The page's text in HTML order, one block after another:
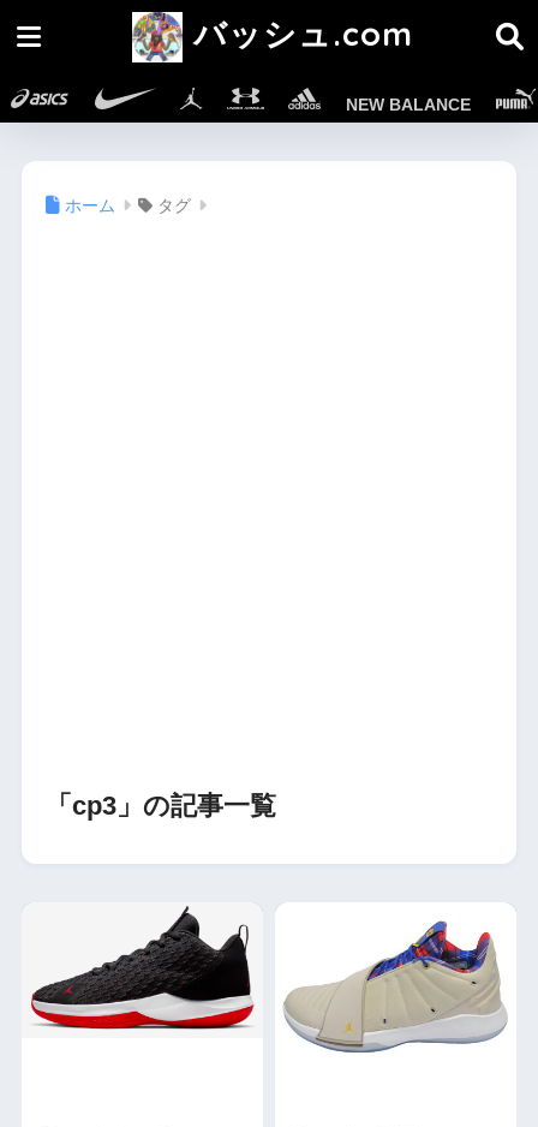
バッシュ.com
NEW BALANCE
ホーム タグ
「cp3」の記事一覧